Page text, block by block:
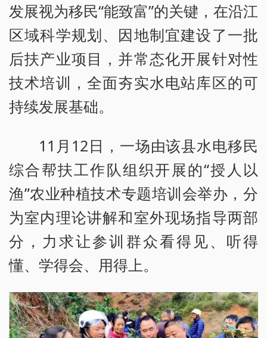
发展视为移民“能致富”的关键，在沿江
区域科学规划、因地制宜建设了一批
后扶产业项目，并常态化开展针对性
技术培训，全面夯实水电站库区的可
持续发展基础。
11月12日，一场由该县水电移民
综合帮扶工作队组织开展的“授人以
渔”农业种植技术专题培训会举办，分
为室内理论讲解和室外现场指导两部
分，力求让参训群众看得见、听得
懂、学得会、用得上。